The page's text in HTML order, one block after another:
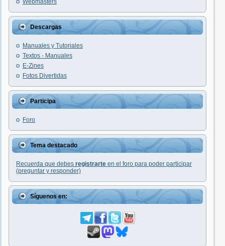
Webmasters
Descargas
Manuales y Tutoriales
Textos - Manuales
E-Zines
Fotos Divertidas
Participa
Foro
Tema destacado
Recuerda que debes registrarte en el foro para poder participar
(preguntar y responder)
Síguenos en: